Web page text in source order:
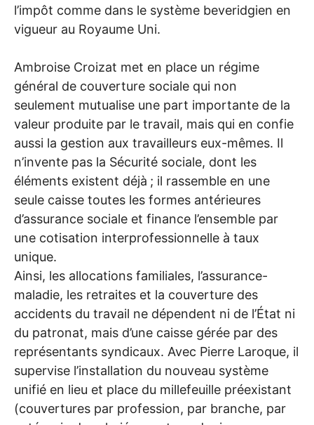
l’impôt comme dans le système beveridgien en
vigueur au Royaume Uni.
Ambroise Croizat met en place un régime
général de couverture sociale qui non
seulement mutualise une part importante de la
valeur produite par le travail, mais qui en confie
aussi la gestion aux travailleurs eux-mêmes. Il
n’invente pas la Sécurité sociale, dont les
éléments existent déjà ; il rassemble en une
seule caisse toutes les formes antérieures
d’assurance sociale et finance l’ensemble par
une cotisation interprofessionnelle à taux
unique.
Ainsi, les allocations familiales, l’assurance-
maladie, les retraites et la couverture des
accidents du travail ne dépendent ni de l’État ni
du patronat, mais d’une caisse gérée par des
représentants syndicaux. Avec Pierre Laroque, il
supervise l’installation du nouveau système
unifié en lieu et place du millefeuille préexistant
(couvertures par profession, par branche, par